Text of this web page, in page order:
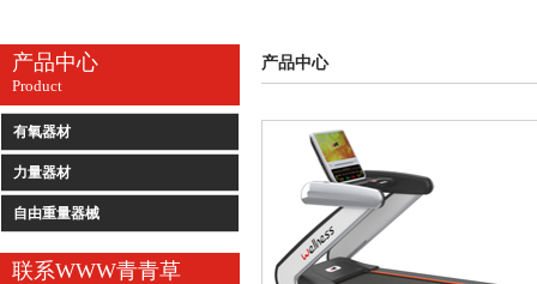
产品中心
Product
有氧器材
力量器材
自由重量器械
联系WWW青青草
产品中心